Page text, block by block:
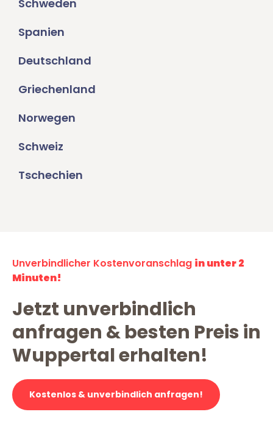
Schweden
Spanien
Deutschland
Griechenland
Norwegen
Schweiz
Tschechien
Unverbindlicher Kostenvoranschlag in unter 2
Minuten!
Jetzt unverbindlich
anfragen & besten Preis in
Wuppertal erhalten!
Kostenlos & unverbindlich anfragen!